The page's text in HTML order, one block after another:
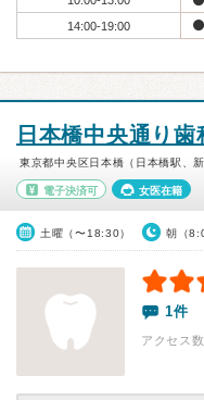
14:00-19:00
日本橋中央通り歯
東京都中央区日本橋（日本橋駅、
電子決済可 女医在籍
土曜（〜18:30） 朝（
1件
アクセス